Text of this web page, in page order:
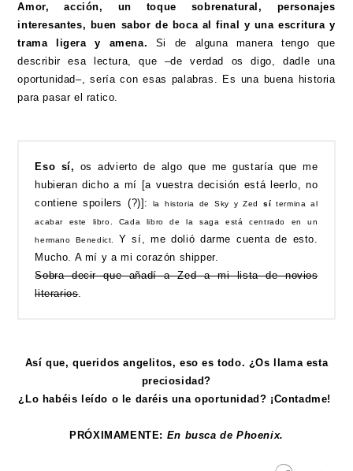
Amor, acción, un toque sobrenatural, personajes
interesantes, buen sabor de boca al final y una escritura y
trama ligera y amena. Si de alguna manera tengo que
describir esa lectura, que –de verdad os digo, dadle una
oportunidad–, sería con esas palabras. Es una buena historia
para pasar el ratico.
Eso sí, os advierto de algo que me gustaría que me
hubieran dicho a mí [a vuestra decisión está leerlo, no
contiene spoilers (?)]:
la historia de Sky y Zedsítermina al
acabar este libro. Cada libro de la saga está centrado en un
hermano Benedict. Y sí, me dolió darme cuenta de esto.
Mucho. A mí y a mi corazón shipper.
Sobra decir que añadí a Zed a mi lista de novios
literarios.
Así que, queridos angelitos, eso es todo. ¿Os llama esta
preciosidad?
¿Lo habéis leído o le daréis una oportunidad? ¡Contadme!
PRÓXIMAMENTE: En busca de Phoenix.